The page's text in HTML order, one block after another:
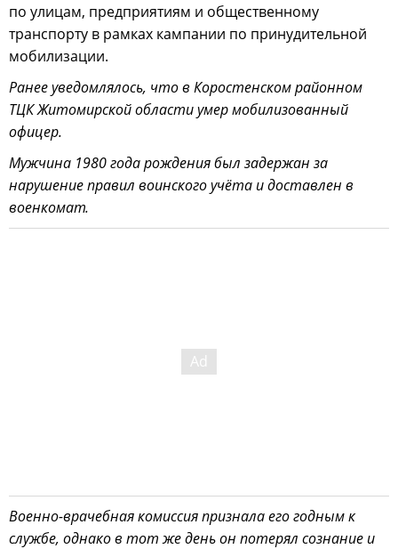
по улицам, предприятиям и общественному
транспорту в рамках кампании по принудительной
мобилизации.
Ранее уведомлялось, что в Коростенском районном
ТЦК Житомирской области умер мобилизованный
офицер.
Мужчина 1980 года рождения был задержан за
нарушение правил воинского учёта и доставлен в
военкомат.
Военно-врачебная комиссия признала его годным к
службе, однако в тот же день он потерял сознание и